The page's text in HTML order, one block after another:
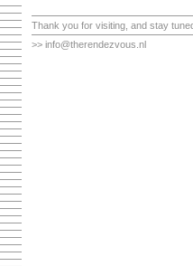
Thank you for visiting, and stay
>> info@therendezvous.nl